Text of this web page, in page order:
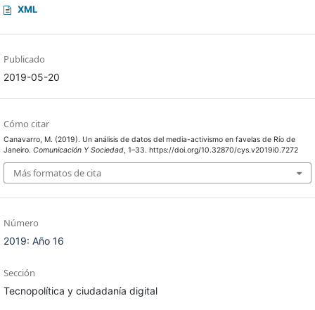
XML
Publicado
2019-05-20
Cómo citar
Canavarro, M. (2019). Un análisis de datos del media-activismo en favelas de Río de
Janeiro. Comunicación Y Sociedad, 1–33. https://doi.org/10.32870/cys.v2019i0.7272
Más formatos de cita
Número
2019: Año 16
Sección
Tecnopolítica y ciudadanía digital